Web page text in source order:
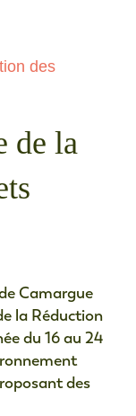
des
de la
Camargue
la Réduction
du 16 au 24
des